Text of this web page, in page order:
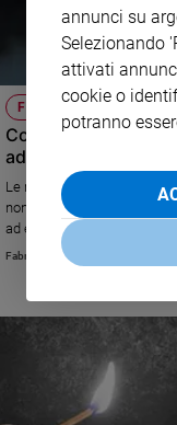
FEMMINICIDI
Come arginare i
adolescenti
Le notizie sui femminicidi
non sembrano diminuire,
ad educare i nostri
Fantoni.
Fabrizio Fantoni
annunci su
Selezionando
attivati
cookie o
potranno